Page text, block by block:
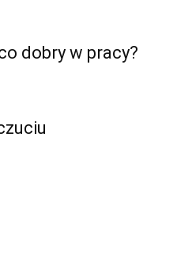
dobry w pracy?